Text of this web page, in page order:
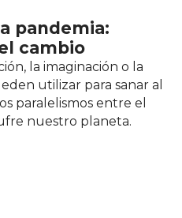
pandemia:
cambio
la imaginación o la
utilizar para sanar al
paralelismos entre el
nuestro planeta.